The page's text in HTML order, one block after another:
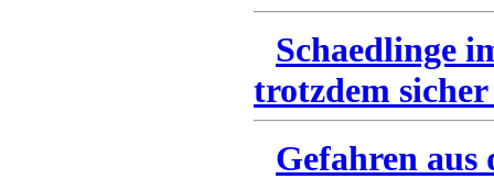
Schaedlinge
trotzdem
Gefahren